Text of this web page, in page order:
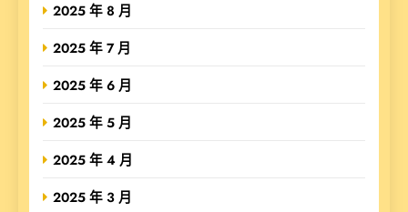
2025 年 8 月
2025 年 7 月
2025 年 6 月
2025 年 5 月
2025 年 4 月
2025 年 3 月